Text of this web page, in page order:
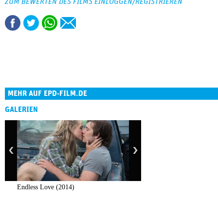
ZUM BEWERTEN DES FILMS EINLOGGEN/REGISTRIEREN
MEHR AUF EPD-FILM.DE
GALERIEN
Endless Love (2014)